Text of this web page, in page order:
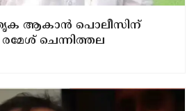
ആകാൻ പൊലീസിന്
രമേശ് ചെന്നിത്തല